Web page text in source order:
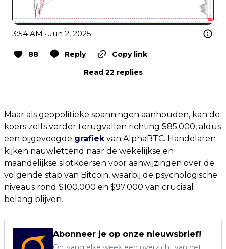
3:54 AM · Jun 2, 2025
88 Reply
Copy link
Read 22 replies
Maar als geopolitieke spanningen aanhouden, kan de
koers zelfs verder terugvallen richting $85.000, aldus
een bijgevoegde grafiekvan AlphaBTC. Handelaren
kijken nauwlettend naar de wekelijkse en
maandelijkse slotkoersen voor aanwijzingen over de
volgende stap van Bitcoin, waarbij de psychologische
niveaus rond $100.000 en $97.000 van cruciaal
belang blijven.
Abonneer je op onze nieuwsbrief!